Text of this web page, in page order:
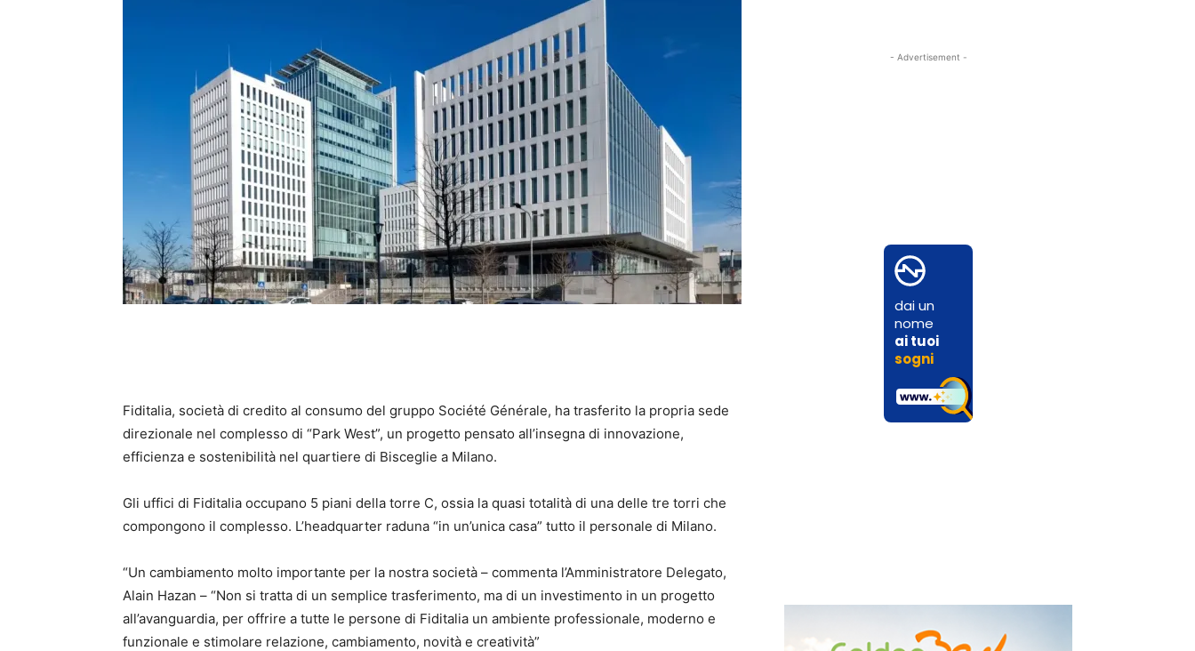
Fiditalia, società di credito al consumo del gruppo Société Générale, ha trasferito la propria sede
direzionale nel complesso di “Park West”, un progetto pensato all’insegna di innovazione,
efficienza e sostenibilità nel quartiere di Bisceglie a Milano.
Gli uffici di Fiditalia occupano 5 piani della torre C, ossia la quasi totalità di una delle tre torri che
compongono il complesso. L’headquarter raduna “in un’unica casa” tutto il personale di Milano.
“Un cambiamento molto importante per la nostra società – commenta l’Amministratore Delegato,
Alain Hazan – “Non si tratta di un semplice trasferimento, ma di un investimento in un progetto
all’avanguardia, per offrire a tutte le persone di Fiditalia un ambiente professionale, moderno e
funzionale e stimolare relazione, cambiamento, novità e creatività”
- Advertisement -